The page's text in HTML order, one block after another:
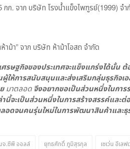
จาก บริษัท โรงน้ำแข็งไพฑูรย์(1999) จำ
” จาก บริษัท ห้าม้าโอสถ จำกัด​
ศรษฐกิจของประเทศจะแข็งแกร่งได้นั้น
ผู้ให้การสนับสนุนและส่งเสริมกลุ่มธุรกิจเ
มาตลอดจึงอยากขอเป็นส่วนหนึ่งในการ
นี้จะเป็นส่วนหนึ่งในการสร้างสรรค์และ
อดจนคนรุ่นใหม่ในการพัฒนาสินค้าและ
จ.ซีพี ออลล์ ยุทธศักดิ์ ภูมิสุรกุล เซเว่น อีเลฟ